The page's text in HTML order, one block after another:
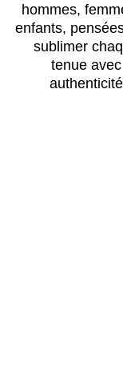
hommes,
enfants,
sublimer
tenue avec